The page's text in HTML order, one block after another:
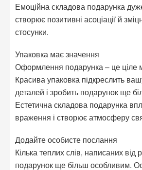
Емоційна складова подарунка
створює позитивні асоціації й
стосунки.
Упаковка має значення
Оформлення подарунка – це ціле
Красива упаковка підкреслить
деталей і зробить подарунок ще
Естетична складова подарунка
враження і створює атмосферу
Додайте особисте послання
Кілька теплих слів, написаних від
подарунок ще більш особливим.